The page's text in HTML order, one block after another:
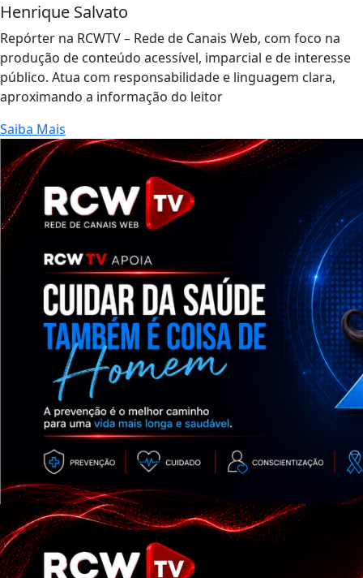
Henrique Salvato
Repórter na RCWTV – Rede de Canais Web, com foco na
produção de conteúdo acessível, imparcial e de interesse
público. Atua com responsabilidade e linguagem clara,
aproximando a informação do leitor
Saiba Mais